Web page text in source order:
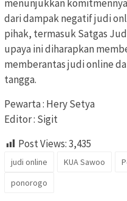
menunjukkan
dari dampak negatif judi
pihak, termasuk Satgas
upaya ini diharapkan
memberantas judi online
tangga.
Pewarta : Hery Setya
Editor : Sigit
Post Views:3,435
judi online KUA Sawoo
ponorogo